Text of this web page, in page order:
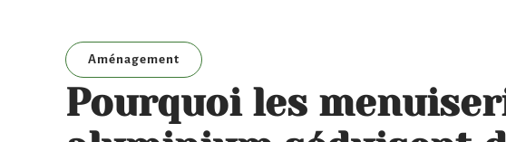
Aménagement
Pourquoi les